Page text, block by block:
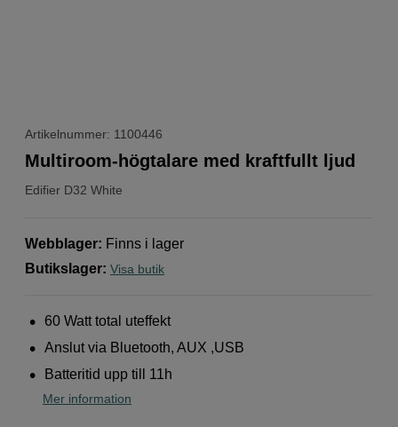
Artikelnummer: 1100446
Edifier D32 White
Multiroom-högtalare med kraftfullt ljud
Webblager: Finns i lager
Butikslager: Visa butik
60 Watt total uteffekt
Anslut via Bluetooth, AUX ,USB
Batteritid upp till 11h
Mer information